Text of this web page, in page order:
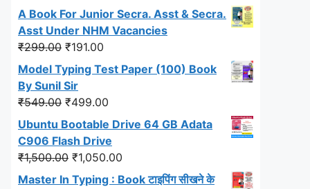
A Book For Junior Secra. Asst & Secra.
Asst Under NHM Vacancies
₹299.00 Original
price
was:
₹299.00.
₹191.00
price
₹191.00.
Model Typing Test Paper (100) Book
By Sunil Sir
₹549.00 Original
price
was:
₹549.00.
₹499.00
price
₹499.00.
Ubuntu Bootable Drive 64 GB Adata
C906 Flash Drive
₹1,500.00 Original
price
₹1,050.00
price
Master In Typing : Book टाइपिंग सीखने के